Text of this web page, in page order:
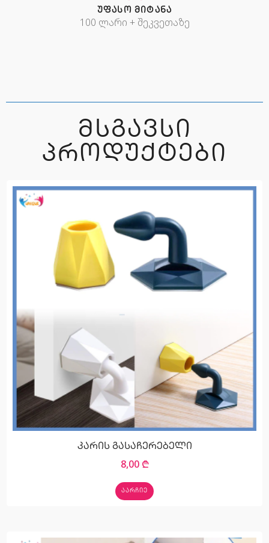
ᲣᲤᲐᲡᲝ ᲛᲘᲢᲐᲜᲐ
100 ლარი + შეკვეთაზე
ᲛᲡᲒᲐᲕᲡᲘ
ᲞᲠᲝᲓᲣᲥᲢᲔᲑᲘ
კარის გასაჩერებელი
8,00 ₾
ᲐᲐᲠᲩᲘᲔ